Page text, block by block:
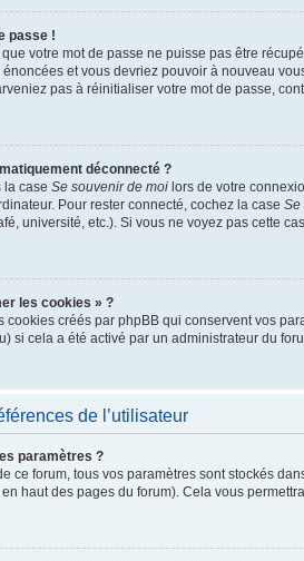
passe !
votre mot de passe ne puisse pas être
et vous devriez pouvoir à nouveau
pas à réinitialiser votre mot de passe,
déconnecté ?
la case Se souvenir de moi lors de votre
Pour rester connecté, cochez la case Se
université, etc.). Si vous ne voyez pas cette
les cookies » ?
cookies créés par phpBB qui conservent vos
si cela a été activé par un administrateur du
de l’utilisateur
paramètres ?
ce forum, tous vos paramètres sont stockés
haut des pages du forum). Cela vous